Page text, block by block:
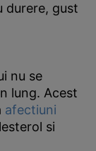
durere, gust
nu se
lung. Acest
afectiuni
si